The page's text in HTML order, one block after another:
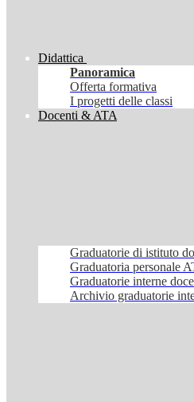
Didattica
Panoramica
Offerta formativa
I progetti delle classi
Docenti & ATA
Graduatorie di istituto
Graduatoria personale
Graduatorie interne
Archivio graduatorie